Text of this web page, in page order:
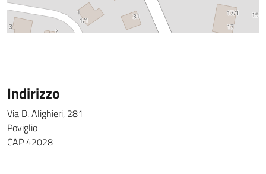
Indirizzo
Via D. Alighieri, 281
Poviglio
CAP 42028